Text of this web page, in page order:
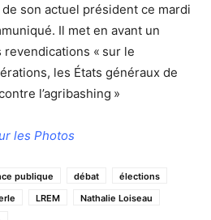
son actuel président ce mardi
Il met en avant un
« sur le
les États généraux de
l’agribashing »
les Photos
publique débat
élections
LREM
Nathalie Loiseau